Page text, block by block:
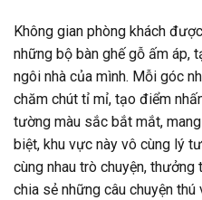
Không gian phòng khách
những bộ bàn ghế gỗ ấm áp,
ngôi nhà của mình. Mỗi góc
chăm chút tỉ mỉ, tạo điểm
tường màu sắc bắt mắt,
biệt, khu vực này vô cùng lý
cùng nhau trò chuyện,
chia sẻ những câu chuyện thú